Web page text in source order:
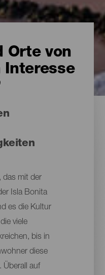
Orte von
Interesse
das mit der
Isla Bonita
es die Kultur
viele
bis in
diese
Überall auf